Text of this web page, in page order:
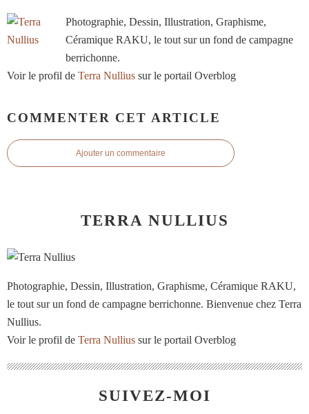
Photographie, Dessin, Illustration, Graphisme,
Céramique RAKU, le tout sur un fond de campagne
berrichonne.
Voir le profil de Terra Nullius sur le portail Overblog
COMMENTER CET ARTICLE
Ajouter un commentaire
TERRA NULLIUS
Photographie, Dessin, Illustration, Graphisme, Céramique RAKU,
le tout sur un fond de campagne berrichonne. Bienvenue chez Terra
Nullius.
Voir le profil de Terra Nullius sur le portail Overblog
SUIVEZ-MOI